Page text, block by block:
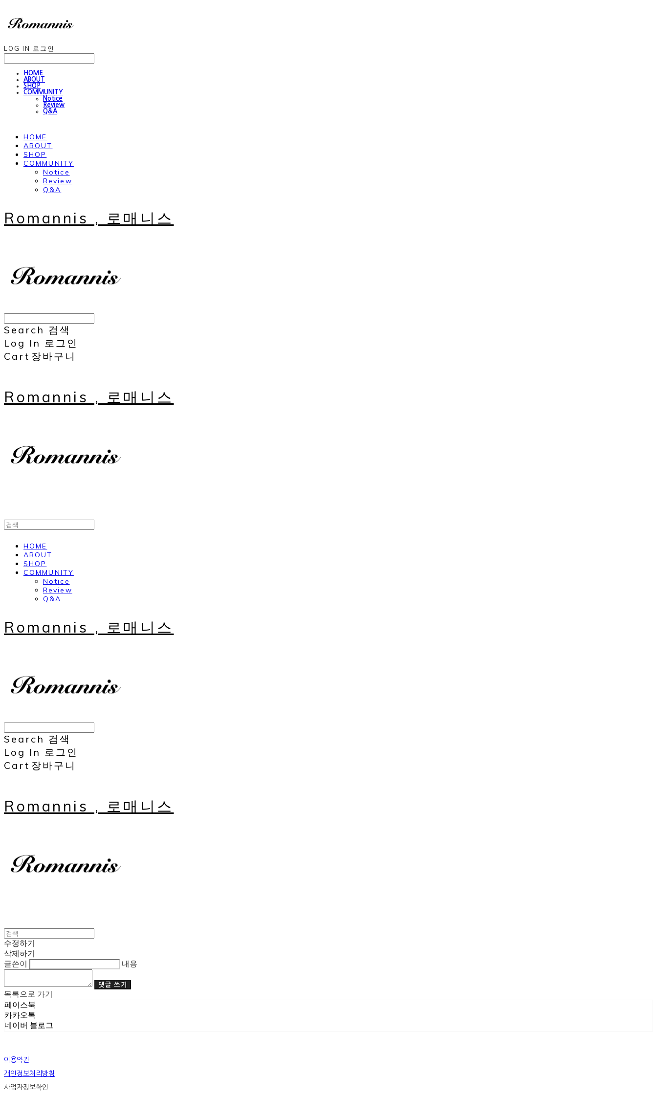
LOG IN 로그인
HOME
ABOUT
SHOP
COMMUNITY
Notice
Review
Q&A
HOME
ABOUT
SHOP
COMMUNITY
Notice
Review
Q&A
Romannis , 로매니스
Search 검색
Log In 로그인
Cart 장바구니
Romannis , 로매니스
HOME
ABOUT
SHOP
COMMUNITY
Notice
Review
Q&A
Romannis , 로매니스
Search 검색
Log In 로그인
Cart 장바구니
Romannis , 로매니스
수정하기
삭제하기
글쓴이
내용
댓글 쓰기
목록으로 가기
페이스북
카카오톡
네이버 블로그
이용약관
개인정보처리방침
사업자정보확인